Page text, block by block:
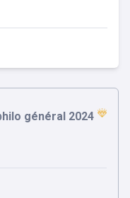
général 2024